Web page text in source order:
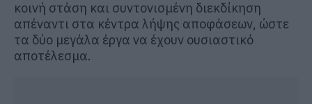
κοινή στάση και συντονισμένη διεκδίκηση
απέναντι στα κέντρα λήψης αποφάσεων, ώστε
τα δύο μεγάλα έργα να έχουν ουσιαστικό
αποτέλεσμα.